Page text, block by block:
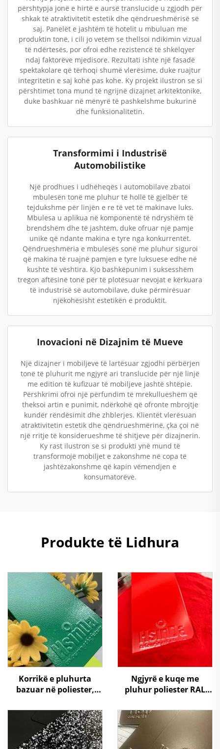
përshtypja jonë e hirtë e aursë translucide u zgjodh për
shkak të atraktivitetit estetik dhe qëndrueshmërisë së
saj. Panelët e jashtëm të hotelit u mbuluan me
produktin tonë, i cili jo vetëm se thellsoi ndikimin vizual
të ndërtesës, por ofroi edhe rezistencë të shkëlqyer
ndaj faktorëve mjedisore. Rezultati ishte një fasadë
spektakolare që tërhoqi shumë vlerësime, duke ruajtur
integritetin e saj kohë pas kohe. Ky projekt ilustron se si
përshtimet tona mund të ngrijnë dizajnet arkitektonike,
duke bashkuar në mënyrë të pashkelshme bukurinë
dhe funksionalitetin.
Transformimi i Industrisë
Automobilistike
Një prodhues i udhëheqës i automobilave zbatoi
mbulesën tonë me pluhur të hollë të gjelbër të
tejdukshme për linjën e re të vet të makinave luks.
Mbulesa u aplikua në komponentë të ndryshëm të
brendshëm dhe të jashtëm, duke ofruar një pamje
unike që ndante makina e tyre nga konkurrentët.
Qëndrueshmëria e mbulesës sonë me pluhur siguroi
që makina të ruajnë pamjen e tyre luksuese edhe në
kushte të vështira. Kjo bashkëpunim i suksesshëm
tregon aftësinë tonë për të plotësuar nevojat e kërkuara
të industrisë së automobilave, duke përmirësuar
njëkohësisht estetikën e produktit.
Inovacioni në Dizajnim të Mueve
Një dizajner i mobiljeve të lartësuar zgjodhi përbërjen
tonë të pluhurit me ngjyrë ari translucide për një linjë
me edition të kufizuar të mobiljeve jashtë shtëpie.
Përshkrimi ofroi një përfundim të mrekullueshëm që
theksoi artin e punimit, ndërkohë që ofronte mbrojtje
kundër rëndësimit dhe zhblerjes. Klientët vlerësuan
atraktivitetin estetik dhe qëndrueshmërinë, çka çoi në
një rritje të konsiderueshme të shitjeve për dizajnerin.
Ky rast ilustron se si produkti ynë mund të
transformojë mobiljet e zakonshme në copa të
jashtëzakonshme që kapin vëmendjen e
konsumatorëve.
Produkte të Lidhura
Korrikë e pluhurta
bazuar në poliester,
prodhuesi, për kabinete
elektrike, për mobilje
dhe për ngjyrosje
automjesh
Ngjyrë e kuqe me
pluhur poliester RAL
trashë